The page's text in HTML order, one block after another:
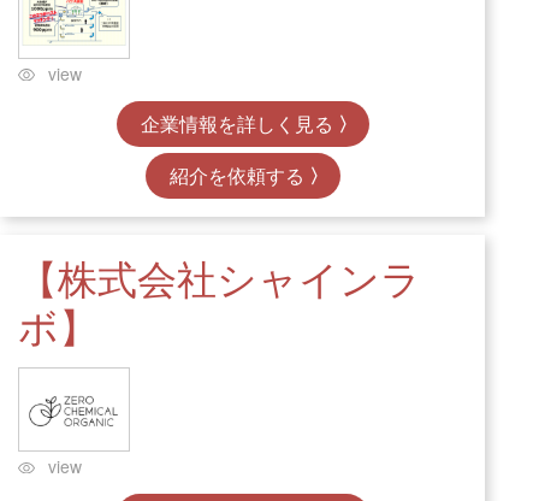
view
企業情報を詳しく見る
紹介を依頼する
【株式会社シャインラ
ボ】
view